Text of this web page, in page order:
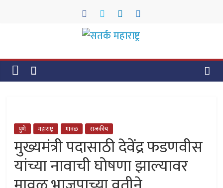
सतर्क
महाराष्ट्र
पुणे महाराष्ट्र मावळ राजकीय
मुख्यमंत्री पदासाठी देवेंद्र फडणवीस
यांच्या नावाची घोषणा झाल्यावर